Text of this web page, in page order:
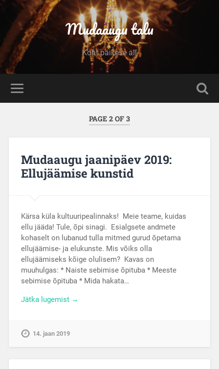
Mudaaugu talu
Koht päikese all
PAGE 2 OF 3
Mudaaugu jaanipäev 2019:
Ellujäämise kunstid
Kärsa küla kultuuripealinnaks! Meie teame, kuidas
ellu jääda! Tule, õpi sinagi. Esialgsete andmete
kohaselt on lubanud tulla mitmed gurud õpetama
ellujäämise- ja elukunste. Mis võiks olla
ellujäämiseks kõige olulisem? Kavas on
muuhulgas: * Naiste sebimise õpituba * Meeste
sebimise õpituba * Mida hakata…
Jätka lugemist →
14. jaan 2019